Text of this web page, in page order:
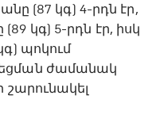
(87 կգ) 4-րդն էր,
կգ) 5-րդն էր, իսկ
պոկում
ժամանակ
շարունակել